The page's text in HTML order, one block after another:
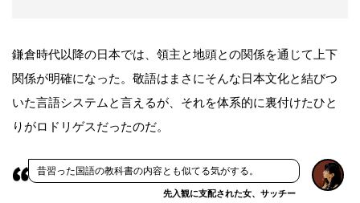
鎌倉時代以降の日本では、領主と地頭との関係を通じて上下
関係が明確になった。敬語はまさにそんな日本文化と結びつ
いた言語システムと言えるが、それを体系的に裏付けたひと
りがロドリゲスだったのだ。
昔習った国語の教科書の内容とも似てる気がする。
先入観に支配された女、サッチー